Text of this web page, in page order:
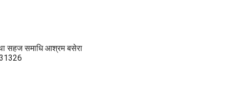
सहज समाधि आश्रम बसेरा